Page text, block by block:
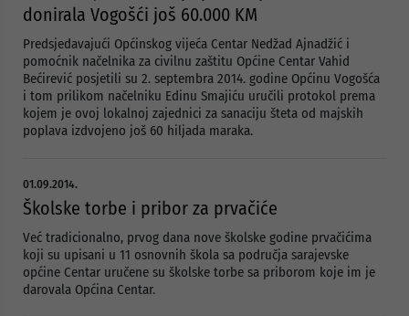
donirala Vogošći još 60.000 KM
Predsjedavajući Općinskog vijeća Centar Nedžad Ajnadžić i
pomoćnik načelnika za civilnu zaštitu Općine Centar Vahid
Bećirević posjetili su 2. septembra 2014. godine Općinu Vogošća
i tom prilikom načelniku Edinu Smajiću uručili protokol prema
kojem je ovoj lokalnoj zajednici za sanaciju šteta od majskih
poplava izdvojeno još 60 hiljada maraka.
01.09.2014.
Školske torbe i pribor za prvačiće
Već tradicionalno, prvog dana nove školske godine prvačićima
koji su upisani u 11 osnovnih škola sa područja sarajevske
općine Centar uručene su školske torbe sa priborom koje im je
darovala Općina Centar.